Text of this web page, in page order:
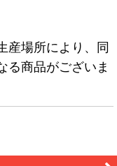
産場所により、同
る商品がございま